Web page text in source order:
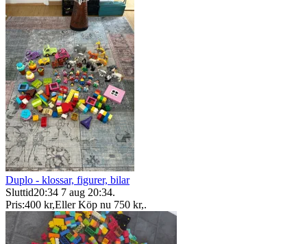
Duplo - klossar, figurer, bilar
Sluttid20:34 7 aug 20:34.
Pris:400 kr,Eller Köp nu 750 kr,.